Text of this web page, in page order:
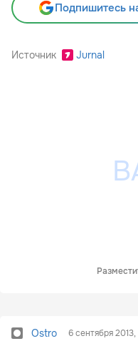
Подпишитесь
Источник Jurnal
Ostro 6 сентября